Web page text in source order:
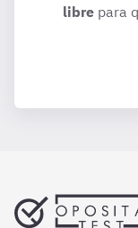
libre para